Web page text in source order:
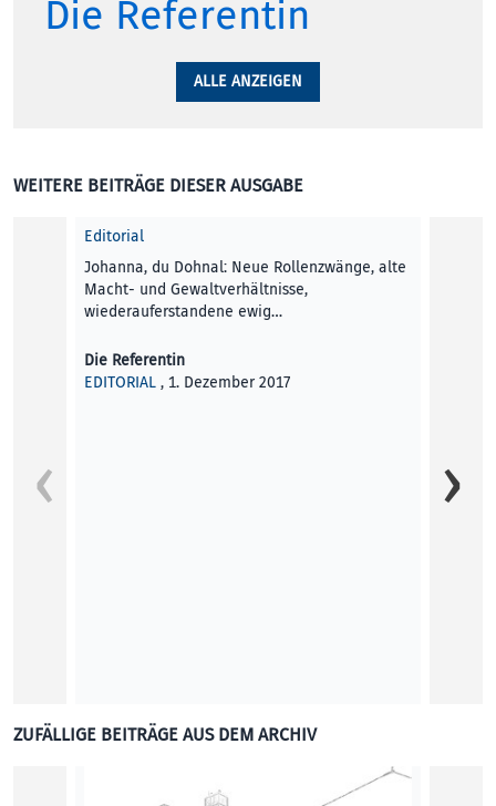
Die Referentin
ALLE ANZEIGEN
WEITERE BEITRÄGE DIESER AUSGABE
Editorial
Johanna, du Dohnal: Neue Rollenzwänge, alte
Macht- und Gewaltverhältnisse,
wiederauferstandene ewig…
Die Referentin
EDITORIAL , 1. Dezember 2017
ZUFÄLLIGE BEITRÄGE AUS DEM ARCHIV